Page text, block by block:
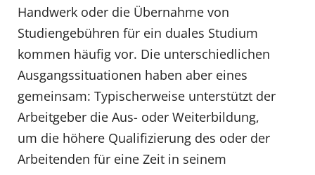
Handwerk oder die Übernahme von
Studiengebühren für ein duales Studium
kommen häufig vor. Die unterschiedlichen
Ausgangssituationen haben aber eines
gemeinsam: Typischerweise unterstützt der
Arbeitgeber die Aus- oder Weiterbildung,
um die höhere Qualifizierung des oder der
Arbeitenden für eine Zeit in seinem